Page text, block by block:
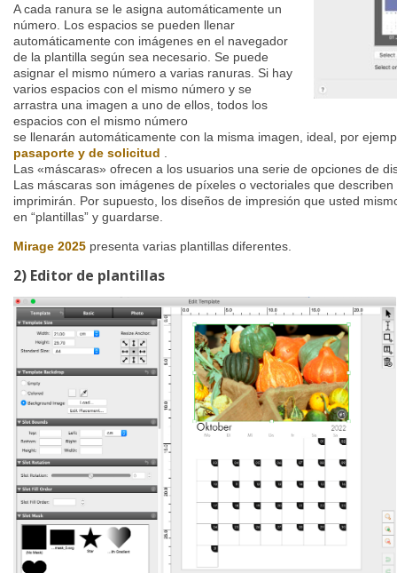
A cada ranura se le asigna automáticamente un
número. Los espacios se pueden llenar
automáticamente con imágenes en el navegador
de la plantilla según sea necesario. Se puede
asignar el mismo número a varias ranuras. Si hay
varios espacios con el mismo número y se
arrastra una imagen a uno de ellos, todos los
espacios con el mismo número
se llenarán automáticamente con la misma imagen, ideal, por
pasaporte y de solicitud
Las «máscaras» ofrecen a los usuarios una serie de opciones de
Las máscaras son imágenes de píxeles o vectoriales que
imprimirán. Por supuesto, los diseños de impresión que usted
en “plantillas” y guardarse.
Mirage 2025 presenta varias plantillas diferentes.
2) Editor de plantillas